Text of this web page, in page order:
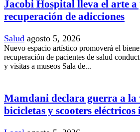
Jacobi Hospital lleva el arte a
recuperación de adicciones
Salud agosto 5, 2026
Nuevo espacio artístico promoverá el
recuperación de pacientes de salud
y visitas a museos Sala de...
Mamdani declara guerra a la
bicicletas y scooters eléctricos